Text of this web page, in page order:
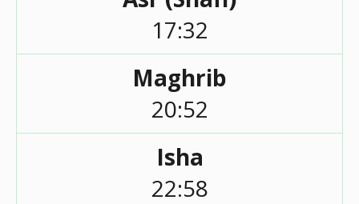
17:32
Maghrib
20:52
Isha
22:58